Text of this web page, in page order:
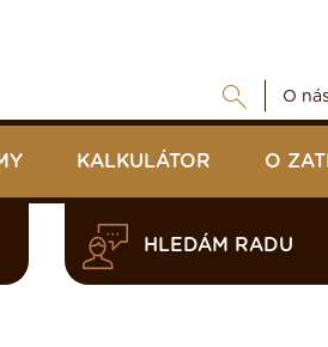
O
KALKULÁTOR O
HLEDÁM RADU